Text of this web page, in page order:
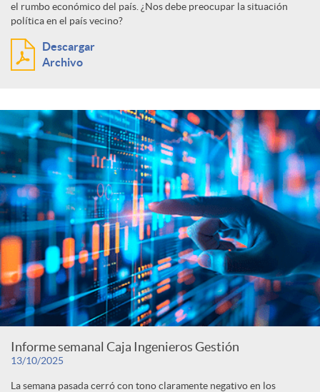
el rumbo económico del país. ¿Nos debe preocupar la situación
política en el país vecino?
Descargar
Archivo
Informe semanal Caja Ingenieros Gestión
13/10/2025
La semana pasada cerró con tono claramente negativo en los